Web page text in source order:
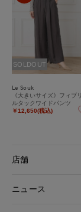
SOLDOUT
Le Souk
《大きいサイズ》フィブリ
ルタックワイドパンツ
￥12,650(税込)
店舗
ニュース